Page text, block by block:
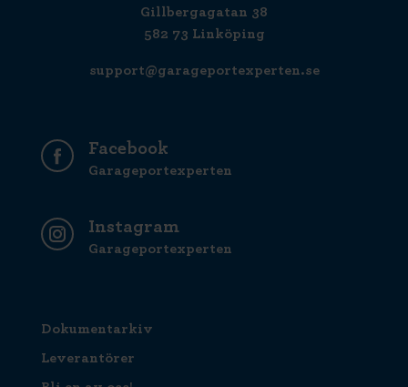
Gillbergagatan 38
582 73 Linköping
support@garageportexperten.se
Facebook
Garageportexperten
Instagram
Garageportexperten
Dokumentarkiv
Leverantörer